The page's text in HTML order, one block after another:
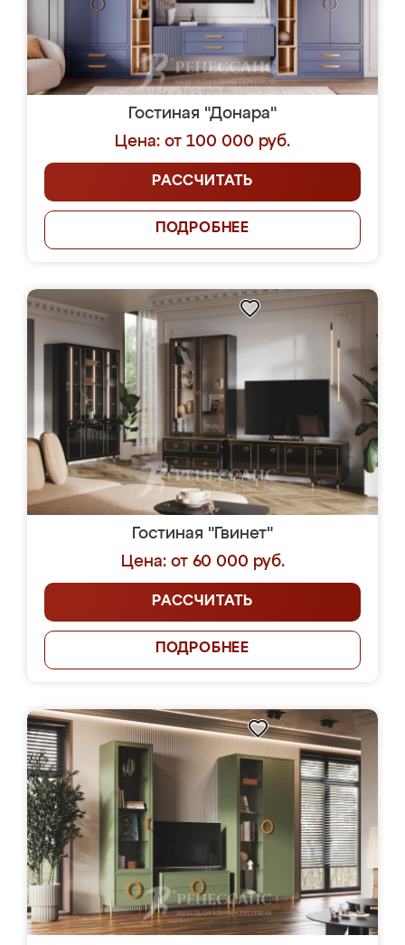
Гостиная "Донара"
Цена: от 100 000 руб.
РАССЧИТАТЬ
ПОДРОБНЕЕ
Гостиная "Гвинет"
Цена: от 60 000 руб.
РАССЧИТАТЬ
ПОДРОБНЕЕ